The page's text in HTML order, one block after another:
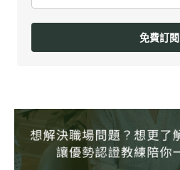
免費訂閱